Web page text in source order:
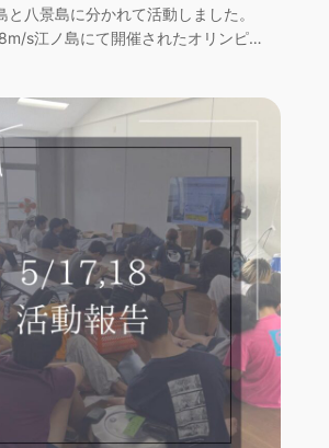
八景島に分かれて活動しました。
s江ノ島にて開催されたオリンピ…